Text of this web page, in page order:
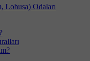
Lohusa) Odaları